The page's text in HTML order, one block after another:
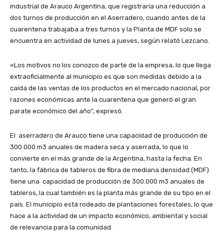
industrial de Arauco Argentina, que registraría una reducción a
dos turnos de producción en el Aserradero, cuando antes de la
cuarentena trabajaba a tres turnos y la Planta de MDF solo se
encuentra en actividad de lunes a jueves, según relató Lezcano.
«Los motivos no los conozco de parte de la empresa, lo que llega
extraoficialmente al municipio es que son medidas debido a la
caída de las ventas de los productos en el mercado nacional, por
razones económicas ante la cuarentena que generó el gran
parate económico del año”, expresó.
El aserradero de Arauco tiene una capacidad de producción de
300.000 m3 anuales de madera seca y aserrada, lo que lo
convierte en el más grande de la Argentina, hasta la fecha. En
tanto, la fábrica de tableros de fibra de mediana densidad (MDF)
tiene una capacidad de producción de 300.000 m3 anuales de
tableros, la cual también es la planta más grande de su tipo en el
país. El municipio está rodeado de plantaciones forestales, lo que
hace a la actividad de un impacto económico, ambiental y social
de relevancia para la comunidad.